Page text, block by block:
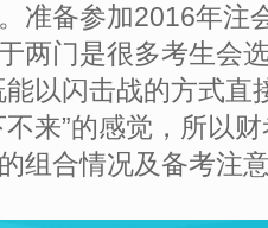
准备参加2016年注
两门是很多考生会
以闪击战的方式直
来”的感觉，所以
组合情况及备考注